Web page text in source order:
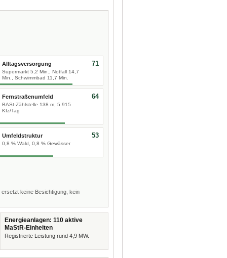
Alltagsversorgung
Supermarkt 5,2 Min., Notfall 14,7
Min., Schwimmbad 11,7 Min.
71
Fernstraßenumfeld
BASt-Zählstelle 138 m, 5.915
Kfz/Tag
64
Umfeldstruktur
0,8 % Wald, 0,8 % Gewässer
53
ersetzt keine Besichtigung, kein
Energieanlagen: 110 aktive
MaStR-Einheiten
Registrierte Leistung rund 4,9 MW.